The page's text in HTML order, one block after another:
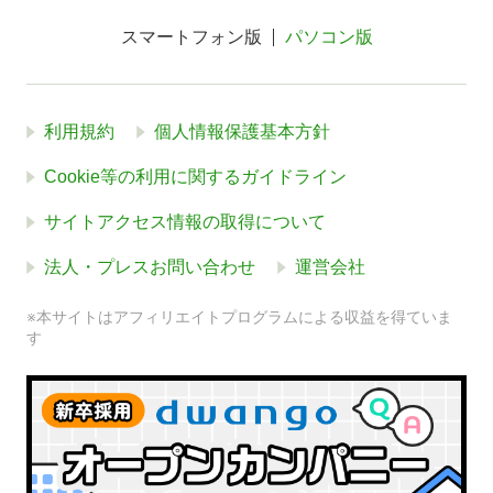
スマートフォン版 パソコン版
利用規約 個人情報保護基本方針
Cookie等の利用に関するガイドライン
サイトアクセス情報の取得について
法人・プレスお問い合わせ 運営会社
※本サイトはアフィリエイトプログラムによる収益を得ていま
す